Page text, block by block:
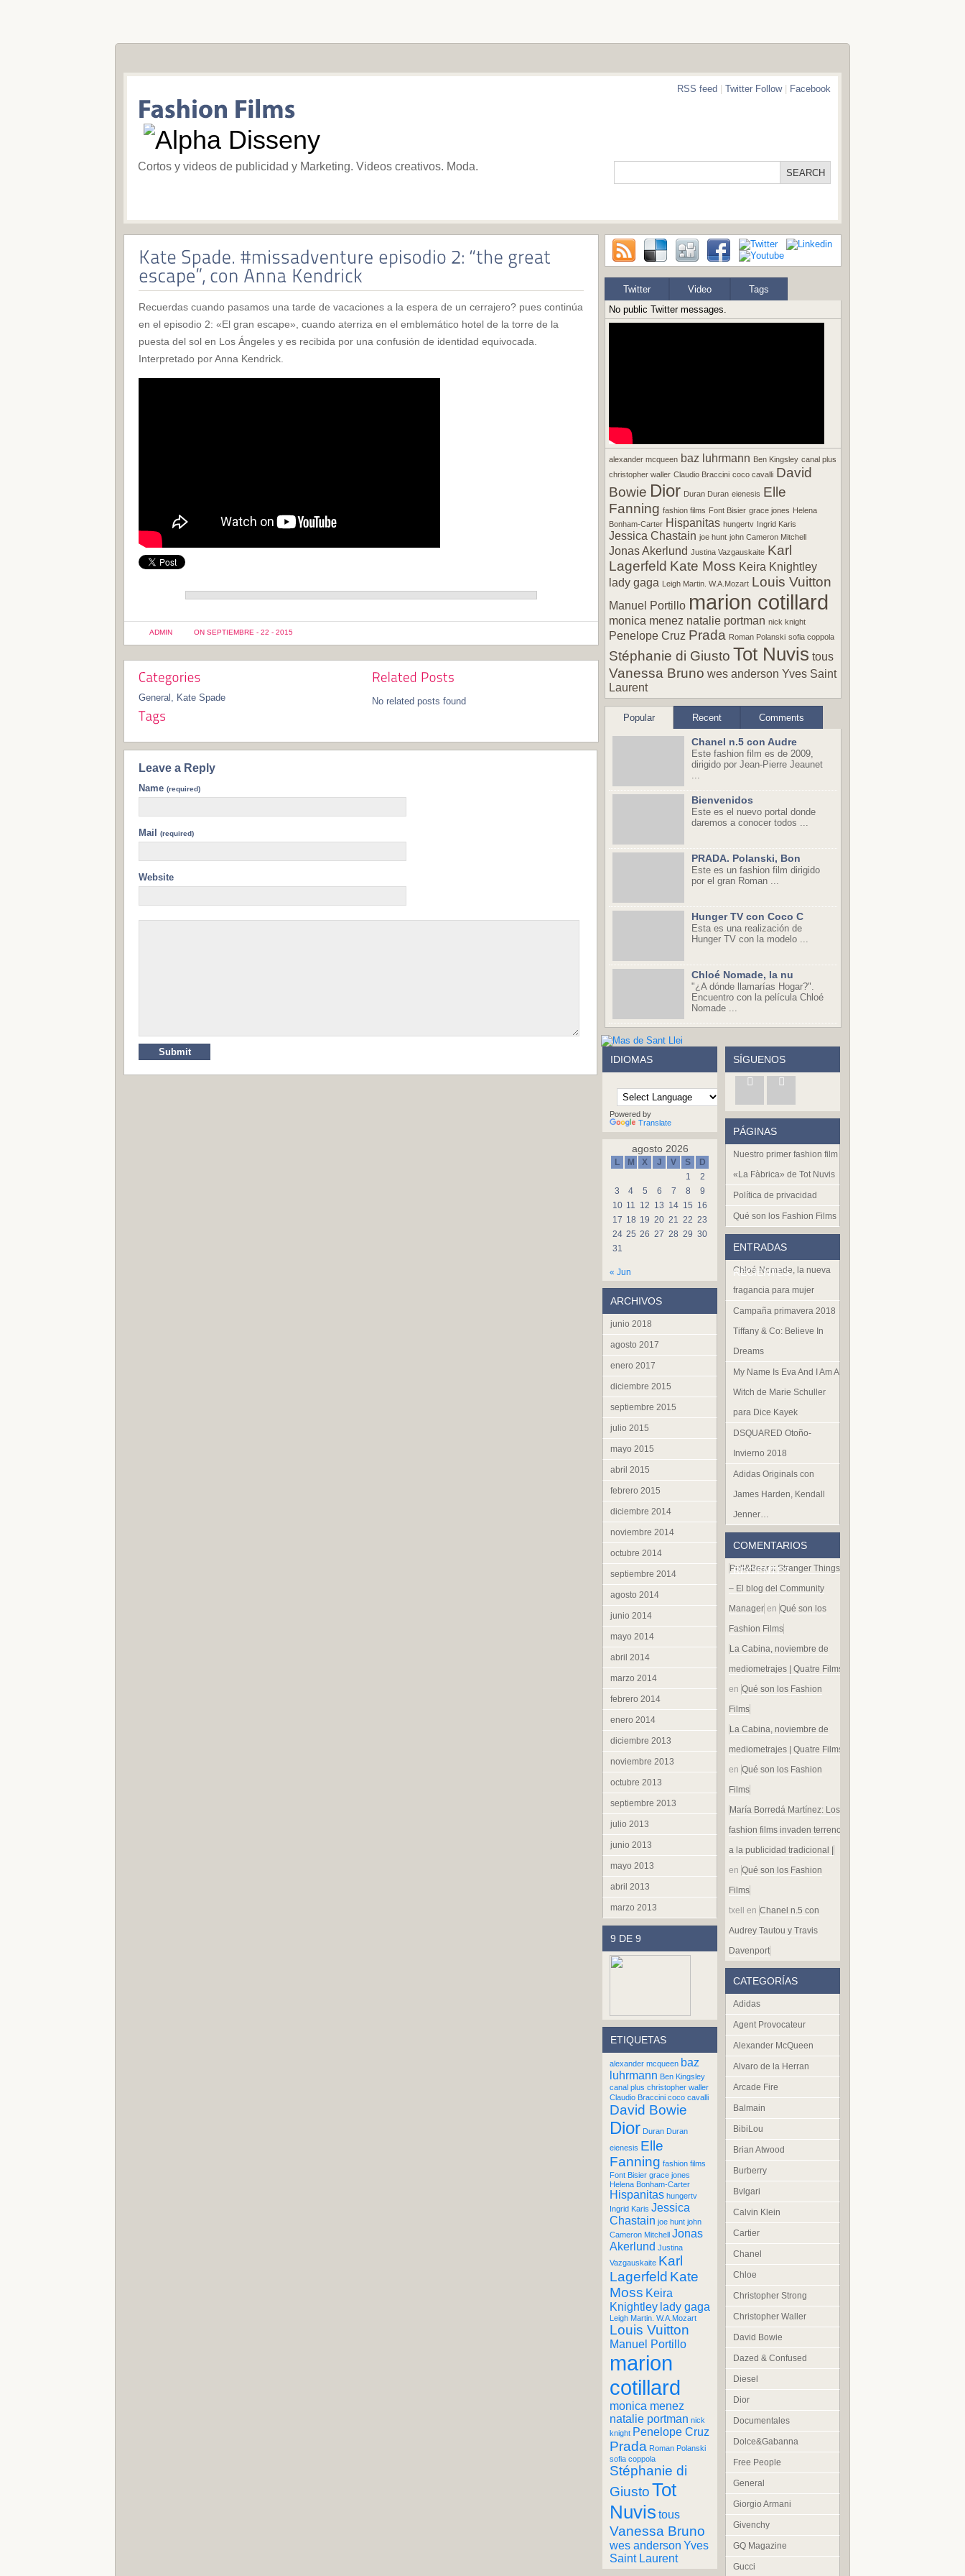
Cortos y videos de publicidad y Marketing. Videos creativos. Moda.
RSS feed Twitter Follow| Facebook
Recuerdas cuando pasamos una tarde de vacaciones a la espera de un cerrajero? pues continúa
en el episodio 2: «El gran escape», cuando aterriza en el emblemático hotel de la torre de la
puesta del sol en Los Ángeles y es recibida por una confusión de identidad equivocada.
Interpretado por Anna Kendrick.
ADMIN ON SEPTIEMBRE - 22 - 2015
General , Kate Spade No related posts found
Leave a Reply
Name (required)
Mail (required)
Website
Twitter Video
Tags
No public Twitter messages.
alexander mcqueen baz luhrmann Ben Kingsley canal plus
christopher waller Claudio Braccini coco cavalli David
Bowie Dior Duran Duran eienesis Elle
Fanning fashion films Font Bisier grace jones Helena
Bonham-Carter Hispanitas hungertv Ingrid Karis
Jessica Chastain joe hunt john Cameron Mitchell
Jonas Akerlund Justina Vazgauskaite Karl
Lagerfeld Kate Moss Keira Knightley
lady gaga Leigh Martin. W.A.Mozart Louis Vuitton
Manuel Portillo marion cotillard
monica menez natalie portman nick knight
Penelope Cruz Prada Roman Polanski sofia coppola
Stéphanie di Giusto Tot Nuvis tous
Vanessa Bruno wes anderson Yves Saint
Laurent
Popular Recent Comments
Chanel n.5 con Audre
Este fashion film es de 2009,
dirigido por Jean-Pierre Jeaunet
...
Bienvenidos
Este es el nuevo portal donde
daremos a conocer todos ...
PRADA. Polanski, Bon
Este es un fashion film dirigido
por el gran Roman ...
Hunger TV con Coco C
Esta es una realización de
Hunger TV con la modelo ...
Chloé Nomade, la nu
"¿A dónde llamarías Hogar?".
Encuentro con la película Chloé
Nomade ...
IDIOMAS
Powered by
Translate
agosto 2026
L M X J V S
D
1
2
3
4 5 6 7 8
9
10 11 12 13 14 15 16
17 18 19 20 21 22 23
24 25 26 27 28 29 30
31
« Jun
ARCHIVOS
junio 2018
agosto 2017
enero 2017
diciembre 2015
septiembre 2015
julio 2015
mayo 2015
abril 2015
febrero 2015
diciembre 2014
noviembre 2014
octubre 2014
septiembre 2014
agosto 2014
junio 2014
mayo 2014
abril 2014
marzo 2014
febrero 2014
enero 2014
diciembre 2013
noviembre 2013
octubre 2013
septiembre 2013
julio 2013
junio 2013
mayo 2013
abril 2013
marzo 2013
9 DE 9
ETIQUETAS
alexander mcqueen baz
luhrmann Ben Kingsley
canal plus christopher waller
Claudio Braccini coco cavalli
David Bowie
Dior Duran Duran
eienesis Elle
Fanning fashion films
Font Bisier grace jones
Helena Bonham-Carter
Hispanitas hungertv
Ingrid Karis Jessica
Chastain joe hunt john
Cameron Mitchell Jonas
Akerlund Justina
Vazgauskaite Karl
Lagerfeld Kate
Moss Keira
Knightley lady gaga
Leigh Martin. W.A.Mozart
Louis Vuitton
Manuel Portillo
marion
cotillard
monica menez
natalie portman nick
knight Penelope Cruz
Prada Roman Polanski
sofia coppola
Stéphanie di
GiustoTot
Nuvis tous
Vanessa Bruno
wes anderson Yves
Saint Laurent
SÍGUENOS
PÁGINAS
Nuestro primer fashion film
«La Fàbrica» de Tot Nuvis
Política de privacidad
Qué son los Fashion Films
ENTRADAS
RECIENTES
Chloé Nomade, la nueva
fragancia para mujer
Campaña primavera 2018
Tiffany & Co: Believe In
Dreams
My Name Is Eva And I Am A
Witch de Marie Schuller
para Dice Kayek
DSQUARED Otoño-
Invierno 2018
Adidas Originals con
James Harden, Kendall
Jenner…
COMENTARIOS
RECIENTES
Pull&Bear x Stranger Things
– El blog del Community
Manager en Qué son los
Fashion Films
La Cabina, noviembre de
mediometrajes | Quatre Films
en Qué son los Fashion
Films
La Cabina, noviembre de
mediometrajes | Quatre Films
en Qué son los Fashion
Films
María Borredá Martínez: Los
fashion films invaden terreno
a la publicidad tradicional |
en Qué son los Fashion
Films
txell
en Chanel n.5 con
Audrey Tautou y Travis
Davenport
CATEGORÍAS
Adidas
Agent Provocateur
Alexander McQueen
Alvaro de la Herran
Arcade Fire
Balmain
BibiLou
Brian Atwood
Burberry
Bvlgari
Calvin Klein
Cartier
Chanel
Chloe
Christopher Strong
Christopher Waller
David Bowie
Dazed & Confused
Diesel
Dior
Documentales
Dolce&Gabanna
Free People
General
Giorgio Armani
Givenchy
GQ Magazine
Gucci